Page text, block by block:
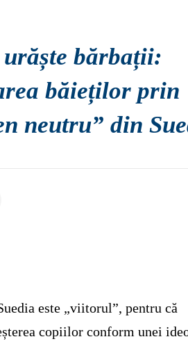
bărbații:
băieților prin
neutru” din
este „viitorul”, pentru că
copiilor conform unei